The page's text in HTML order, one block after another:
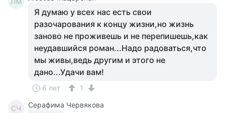
Я думаю у всех нас есть свои
разочарования к концу жизни,но жизнь
заново не проживешь и не перепишешь,как
неудавшийся роман...Надо радоваться,что
мы живы,ведь другим и этого не
дано...Удачи вам!
6 лет 1
СЧ
Серафима Червякова